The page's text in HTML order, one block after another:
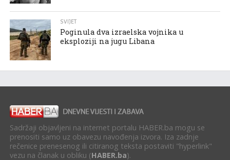
SVIJET
Poginula dva izraelska vojnika u
eksploziji na jugu Libana
Sadržaji objavljeni na internet portalu HABER.ba mogu se
prenositi samo uz obavezu navođenja izvora. Iza zadnje
rečenice prenesenog ili citiranog teksta postaviti "hyperlink"
vezu na članak u obliku (HABER.ba).